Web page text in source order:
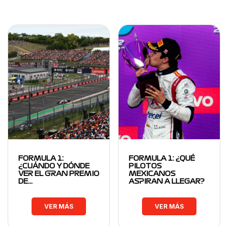
FORMULA 1:
¿CUÁNDO Y DÓNDE
VER EL GRAN PREMIO
DE…
VER MÁS
FORMULA 1: ¿QUÉ
PILOTOS
MEXICANOS
ASPIRAN A LLEGAR?
VER MÁS